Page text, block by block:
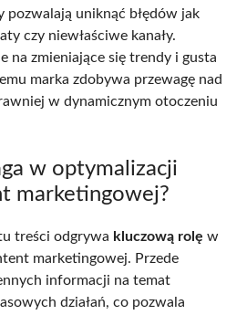
pozwalają uniknąć błędów jak
czy niewłaściwe kanały.
na zmieniające się trendy i gusta
marka zdobywa przewagę nad
w dynamicznym otoczeniu
w optymalizacji
marketingowej?
treści odgrywa kluczową rolę w
marketingowej. Przede
informacji na temat
działań, co pozwala